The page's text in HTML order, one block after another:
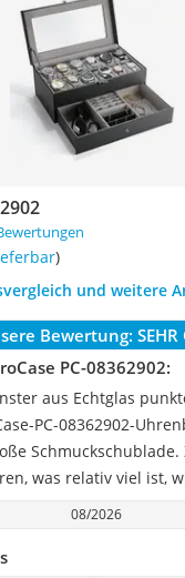
)
und weitere
Bewertung: SEHR
PC-08362902:
aus Echtglas
PC-08362902-
was relativ viel ist,
08/2026